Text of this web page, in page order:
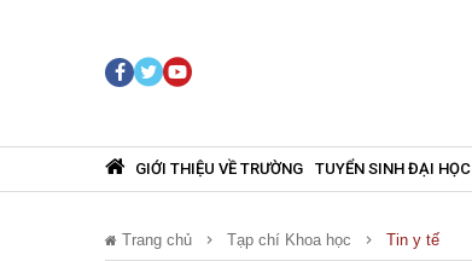
GIỚI THIỆU VỀ TRƯỜNG TUYỂN SINH ĐẠI HỌC
Trang chủ Tạp chí Khoa học Tin y tế